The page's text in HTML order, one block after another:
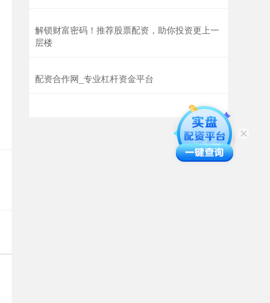
解锁财富密码！推荐股票配资，助你投资更上一
层楼
配资合作网_专业杠杆资金平台